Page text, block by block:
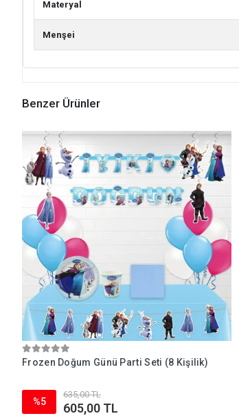
Materyal
Menşei
Benzer Ürünler
Frozen Doğum Günü Parti Seti (8 Kişilik)
%5
635,00 TL
605,00 TL